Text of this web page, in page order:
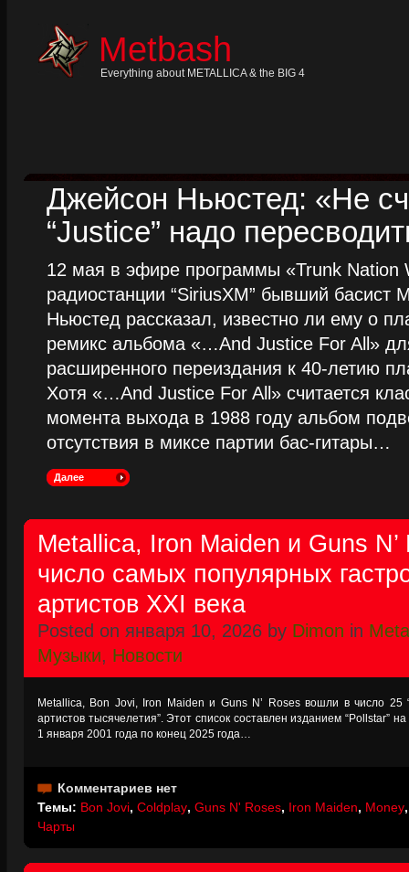
Metbash
Everything about METALLICA & the BIG 4
Джейсон Ньюстед: «Не
“Justice” надо
12 мая в эфире программы «Trunk Nation
радиостанции “SiriusXM” бывший басист
Ньюстед рассказал, известно ли ему о
ремикс альбома «…And Justice For All»
расширенного переиздания к 40-летию
Хотя «…And Justice For All» считается
момента выхода в 1988 году альбом
отсутствия в миксе партии бас-гитары…
Далее
Metallica, Iron Maiden и Guns
число самых популярных
артистов XXI века
Posted on января 10, 2026 by Dimon in
Музыки, Новости
Metallica, Bon Jovi, Iron Maiden и Guns N’ Roses вошли в число 25
артистов тысячелетия”. Этот список составлен изданием “Pollstar”
1 января 2001 года по конец 2025 года…
Комментариев нет
Темы: Bon Jovi, Coldplay, Guns N' Roses, Iron Maiden, Money
Чарты